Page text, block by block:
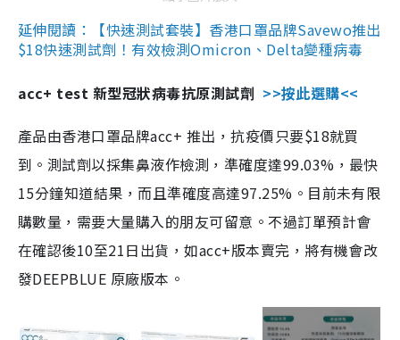
延伸閱讀：【快速測試套裝】香港口罩品牌Savewo推出
$18快速測試劑！有效檢測Omicron、Delta變種病毒
acc+ test 新型冠狀病毒抗原測試劑 >>按此選購<<
產品由香港口罩品牌acc+ 推出，抗疫價只要$18就買
到。測試劑以採集鼻液作檢測，準確度達99.03%，最快
15分鐘知道結果，而且準確度高達97.25%。目前未有限
購數量，需要大量購入的朋友可留意。不過訂單預計會
在確認後10至21日出貨，如acc+版本賣完，將有機會改
發DEEPBLUE 原廠版本。